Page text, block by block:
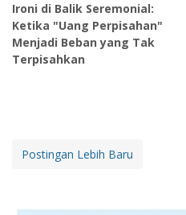
Ironi di Balik Seremonial:
Ketika "Uang Perpisahan"
Menjadi Beban yang Tak
Terpisahkan
Postingan Lebih Baru